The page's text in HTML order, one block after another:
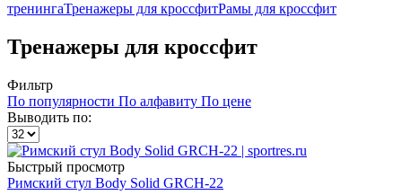
тренингаТренажеры для кроссфитРамы для кроссфит
Тренажеры для кроссфит
Фильтр
По популярности По алфавиту По цене
Выводить по:
Быстрый просмотр
Римский стул Body Solid GRCH-22